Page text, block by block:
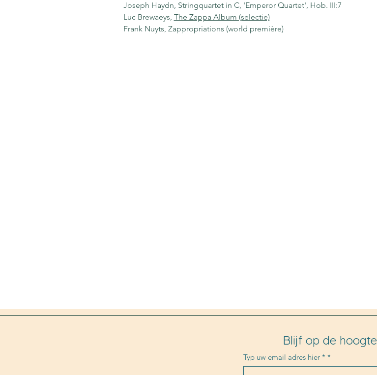
Joseph Haydn, Stringquartet in C, 'Emperor Quartet', Hob. III:7
Luc Brewaeys, The Zappa Album (selectie)
Frank Nuyts, Zappropriations (world première)
Blijf op de hoogte
Typ uw email adres hier * *